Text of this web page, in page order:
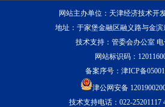
网站主办单位：天津经济技术开
地址：于家堡金融区融义路与金
技术支持：管委会办公室
网站标识码：
备案序号：津ICP备
津公网安备
技术支持电话：022-25201117